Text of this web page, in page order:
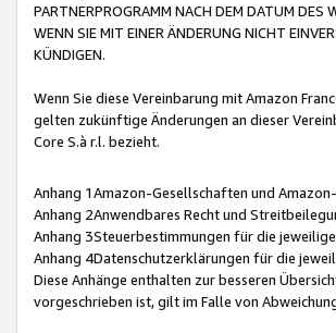
PARTNERPROGRAMM NACH DEM DATUM DES
WENN SIE MIT EINER ÄNDERUNG NICHT
KÜNDIGEN.
Wenn Sie diese Vereinbarung mit Amazon
gelten zukünftige Änderungen an dieser
Core S.à r.l. bezieht.
Anhang 1Amazon-Gesellschaften und
Anhang 2Anwendbares Recht und
Anhang 3Steuerbestimmungen für die
Anhang 4Datenschutzerklärungen für die
Diese Anhänge enthalten zur besseren
vorgeschrieben ist, gilt im Falle von